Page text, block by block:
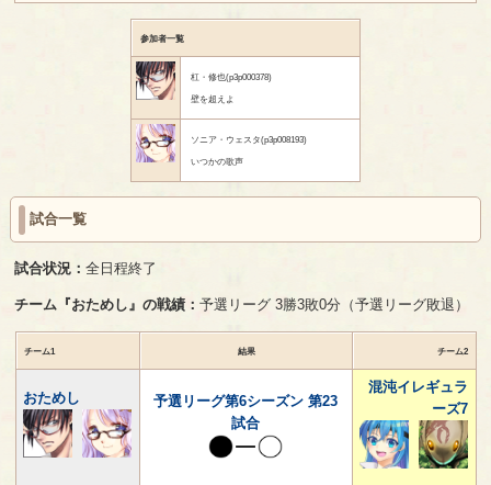
参加者一覧
杠・修也(p3p000378)
壁を超えよ
ソニア・ウェスタ(p3p008193)
いつかの歌声
試合一覧
試合状況：全日程終了
チーム『おためし』の戦績：予選リーグ 3勝3敗0分（予選リーグ敗退）
チーム1 結果 チーム2
おためし
予選リーグ第6シーズン 第23
試合
混沌イレギュラ
ーズ7